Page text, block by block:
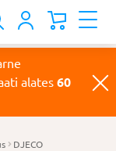
alates 60
DJECO